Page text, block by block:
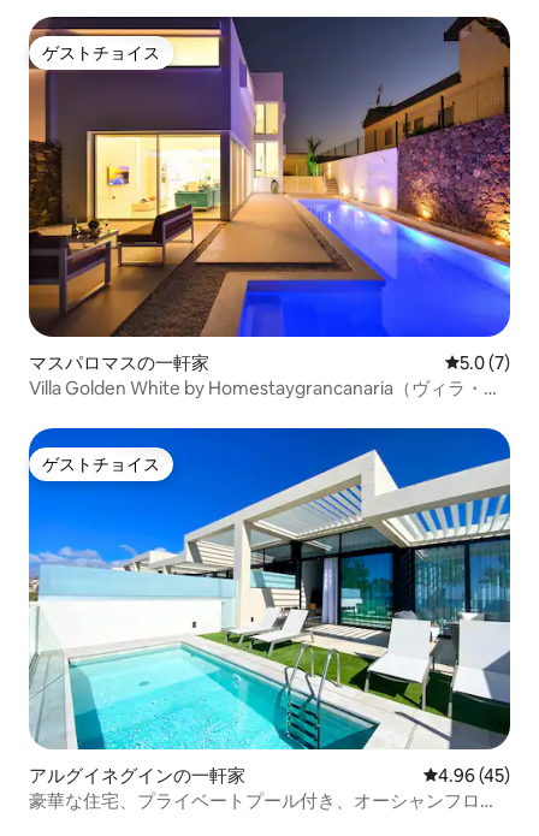
ゲストチョイス
ゲストチョイス
マスパロマスの一軒家 レビュー7
5.0 (7)
Villa Golden White by Homestaygrancanaria（ヴィラ・ゴ
リア）
ゲストチョイス
ゲストチョイス
アルグイネグインの一軒家 レビュー45
4.96 (45)
豪華な住宅、プライベートプール付き、オーシャンフロン